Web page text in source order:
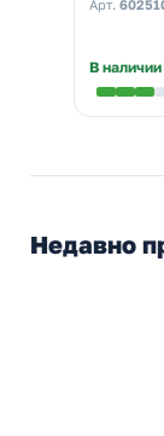
(уп.
Арт.
В наличии
Недавно